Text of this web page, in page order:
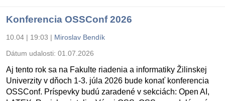
Konferencia OSSConf 2026
10.04 | 19:03 | Miroslav Bendík
Dátum udalosti: 01.07.2026
Aj tento rok sa na Fakulte riadenia a informatiky Žilinskej
Univerzity v dňoch 1-3. júla 2026 bude konať konferencia
OSSConf. Príspevky budú zaradené v sekciách: Open AI,